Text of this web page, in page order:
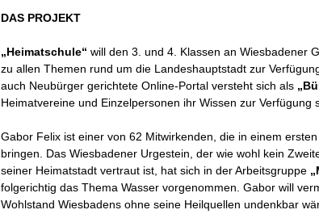
DAS PROJEKT
„Heimatschule“ will den 3. und 4. Klassen an Wiesbadener
zu allen Themen rund um die Landeshauptstadt zur
auch Neubürger gerichtete Online-Portal versteht sich als
Heimatvereine und Einzelpersonen ihr Wissen zur Verfügung
Gabor Felix ist einer von 62 Mitwirkenden, die in einem
bringen. Das Wiesbadener Urgestein, der wie wohl kein
seiner Heimatstadt vertraut ist, hat sich in der Arbeitsgruppe
folgerichtig das Thema Wasser vorgenommen. Gabor will
Wohlstand Wiesbadens ohne seine Heilquellen undenkbar